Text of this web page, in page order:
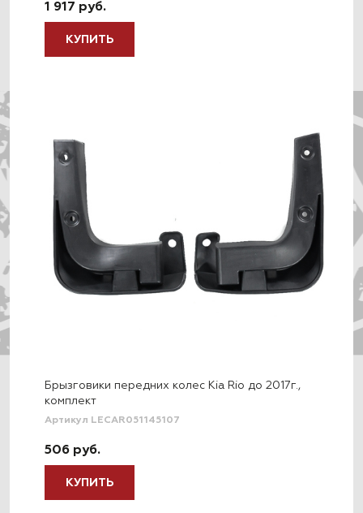
1 917 руб.
КУПИТЬ
Брызговики передних колес Kia Rio до 2017г.,
комплект
Артикул LECAR051145107
506 руб.
КУПИТЬ